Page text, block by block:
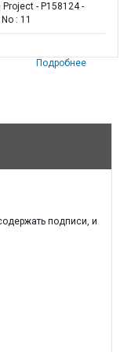
Project - P158124 -
: 11
Подробнее
подписи, и